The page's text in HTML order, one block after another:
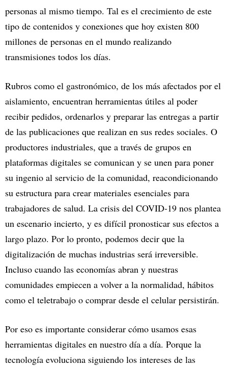
personas al mismo tiempo. Tal es el crecimiento de este
tipo de contenidos y conexiones que hoy existen 800
millones de personas en el mundo realizando
transmisiones todos los días.
Rubros como el gastronómico, de los más afectados por el
aislamiento, encuentran herramientas útiles al poder
recibir pedidos, ordenarlos y preparar las entregas a partir
de las publicaciones que realizan en sus redes sociales. O
productores industriales, que a través de grupos en
plataformas digitales se comunican y se unen para poner
su ingenio al servicio de la comunidad, reacondicionando
su estructura para crear materiales esenciales para
trabajadores de salud. La crisis del COVID-19 nos plantea
un escenario incierto, y es difícil pronosticar sus efectos a
largo plazo. Por lo pronto, podemos decir que la
digitalización de muchas industrias será irreversible.
Incluso cuando las economías abran y nuestras
comunidades empiecen a volver a la normalidad, hábitos
como el teletrabajo o comprar desde el celular persistirán.
Por eso es importante considerar cómo usamos esas
herramientas digitales en nuestro día a día. Porque la
tecnología evoluciona siguiendo los intereses de las